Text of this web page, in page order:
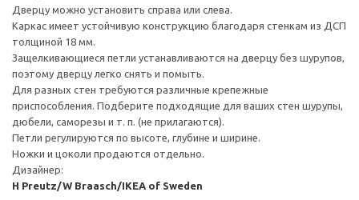
Дверцу можно установить справа или слева.
Каркас имеет устойчивую конструкцию благодаря стенкам из ДСП
толщиной 18 мм.
Защелкивающиеся петли устанавливаются на дверцу без шурупов,
поэтому дверцу легко снять и помыть.
Для разных стен требуются различные крепежные
приспособления. Подберите подходящие для ваших стен шурупы,
дюбели, саморезы и т. п. (не прилагаются).
Петли регулируются по высоте, глубине и ширине.
Ножки и цоколи продаются отдельно.
Дизайнер:
H Preutz/W Braasch/IKEA of Sweden